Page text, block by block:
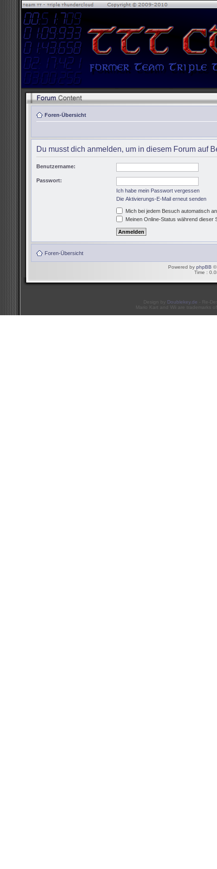
Foren-Übersicht
Du musst dich anmelden, um in diesem Forum auf
Benutzername:
Passwort:
Ich habe mein Passwort vergessen
Die Aktivierungs-E-Mail erneut senden
Mich bei jedem Besuch automatisch
Meinen Online-Status während dieser
Foren-Übersicht
Powered by phpBB ©
Time :
Design by Doublekey.de - Re-
Mario Kart and Wii are trademarks